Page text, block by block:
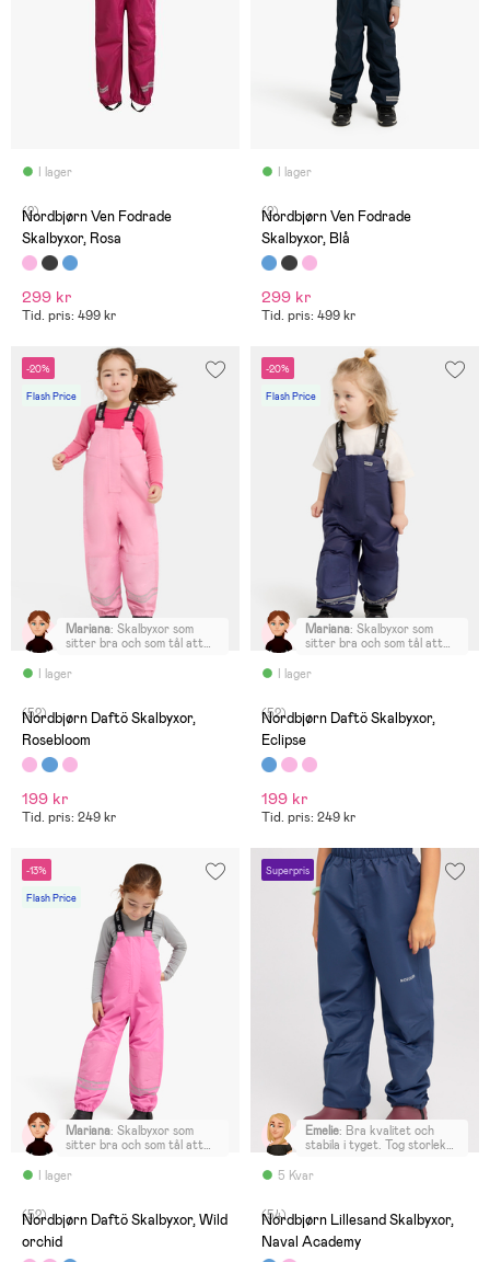
I lager
(2)
Nordbjørn Ven Fodrade
Skalbyxor, Rosa
299 kr
Tid. pris: 499 kr
I lager
(2)
Nordbjørn Ven Fodrade
Skalbyxor, Blå
299 kr
Tid. pris: 499 kr
-20%
Flash Price
I lager
Mariana: Skalbyxor som
sitter bra och som tål att
(52)
Nordbjørn Daftö Skalbyxor,
Rosebloom
199 kr
Tid. pris: 249 kr
-20%
Flash Price
I lager
Mariana: Skalbyxor som
sitter bra och som tål att
(52)
Nordbjørn Daftö Skalbyxor,
Eclipse
199 kr
Tid. pris: 249 kr
-13%
Flash Price
I lager
Mariana: Skalbyxor som
sitter bra och som tål att
(52)
Nordbjørn Daftö Skalbyxor, Wild
orchid
Superpris
5 Kvar
Emelie: Bra kvalitet och
stabila i tyget. Tog storlek
mellan 122 och 128 och de
nöjd!
(54)
Nordbjørn Lillesand Skalbyxor,
Naval Academy